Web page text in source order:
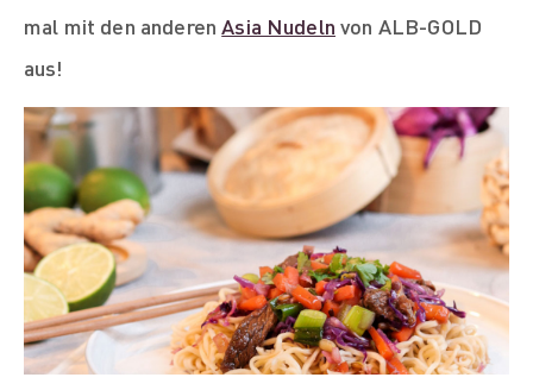
mal mit den anderenAsia Nudeln von ALB-GOLD
aus!